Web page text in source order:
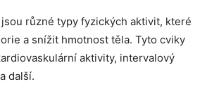
různé typy fyzických aktivit, které
a snížit hmotnost těla. Tyto cviky
aktivity, intervalový
další.